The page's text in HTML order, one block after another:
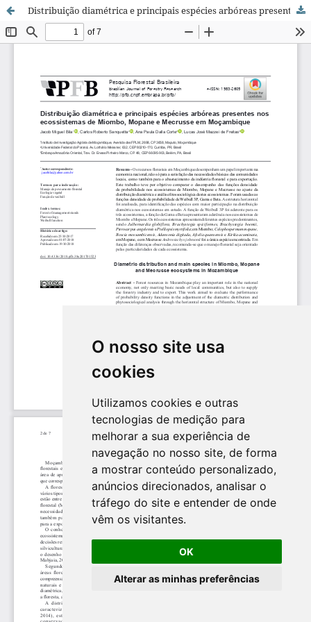
O nosso site usa
cookies
Utilizamos cookies e outras
tecnologias de medição para
melhorar a sua experiência de
navegação no nosso site, de forma
a mostrar conteúdo personalizado,
anúncios direcionados, analisar o
tráfego do site e entender de onde
vêm os visitantes.
OK
Alterar as minhas preferências
Distribuição diamétrica e principais espécies arbóreas presentes nos ecossistemas de Miombo, Mopane e Mecrusse em Moçambique